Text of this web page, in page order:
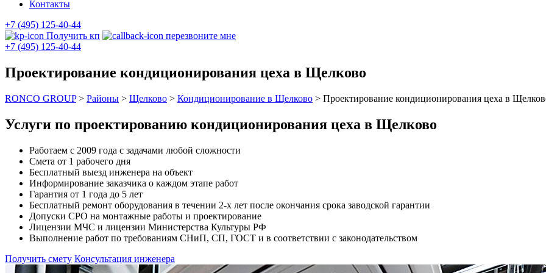
Контакты
+7 (495) 125-40-44
Получить кп
перезвоните мне
+7 (495) 125-40-44
Проектирование кондиционирования цеха в Щелково
RONCO GROUP> Районы > Щелково > Кондиционирование в Щелково > Проектирование кондиционирования цеха в
Услуги по проектированию кондиционирования цеха в Щелково
Работаем с 2009 года с задачами любой сложности
Смета от 1 рабочего дня
Бесплатный выезд инженера на объект
Информирование заказчика о каждом этапе работ
Гарантия от 1 года до 5 лет
Бесплатный ремонт оборудования в течении 2-х лет после окончания срока заводской гарантии
Допуски СРО на монтажные работы и проектирование
Лицензии МЧС и лицензии Министерства Культуры РФ
Выполнение работ по требованиям СНиП, СП, ГОСТ и в соответствии с законодательством
Получить смету Консультация инженера